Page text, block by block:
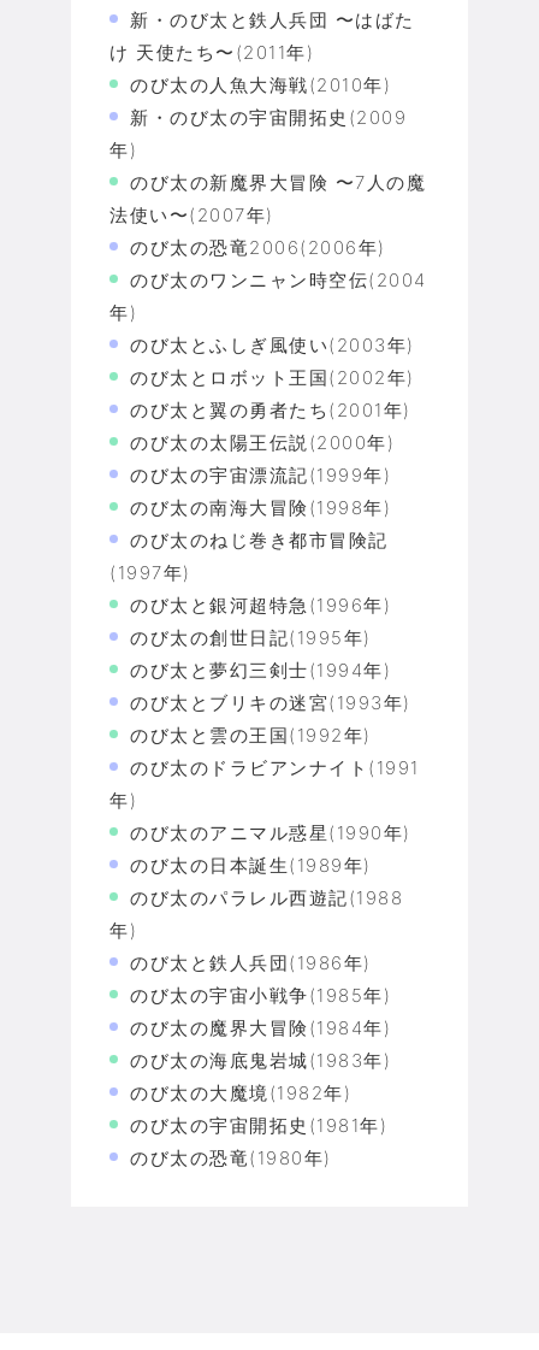
新・のび太と鉄人兵団 〜はばた
け 天使たち〜(2011年)
のび太の人魚大海戦(2010年)
新・のび太の宇宙開拓史(2009
年)
のび太の新魔界大冒険 〜7人の魔
法使い〜(2007年)
のび太の恐竜2006(2006年)
のび太のワンニャン時空伝(2004
年)
のび太とふしぎ風使い(2003年)
のび太とロボット王国(2002年)
のび太と翼の勇者たち(2001年)
のび太の太陽王伝説(2000年)
のび太の宇宙漂流記(1999年)
のび太の南海大冒険(1998年)
のび太のねじ巻き都市冒険記
(1997年)
のび太と銀河超特急(1996年)
のび太の創世日記(1995年)
のび太と夢幻三剣士(1994年)
のび太とブリキの迷宮(1993年)
のび太と雲の王国(1992年)
のび太のドラビアンナイト(1991
年)
のび太のアニマル惑星(1990年)
のび太の日本誕生(1989年)
のび太のパラレル西遊記(1988
年)
のび太と鉄人兵団(1986年)
のび太の宇宙小戦争(1985年)
のび太の魔界大冒険(1984年)
のび太の海底鬼岩城(1983年)
のび太の大魔境(1982年)
のび太の宇宙開拓史(1981年)
のび太の恐竜(1980年)